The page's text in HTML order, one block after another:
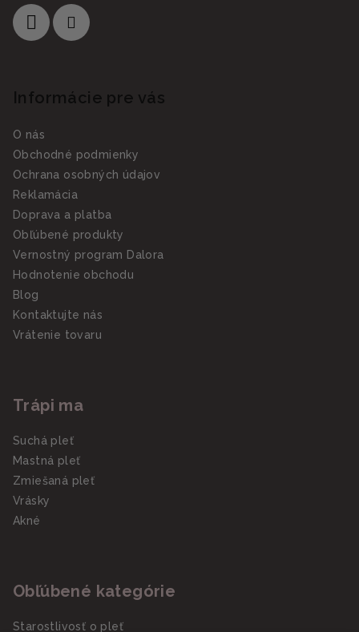
Informácie pre vás
O nás
Obchodné podmienky
Ochrana osobných údajov
Reklamácia
Doprava a platba
Obľúbené produkty
Vernostný program Dalora
Hodnotenie obchodu
Blog
Kontaktujte nás
Vrátenie tovaru
Trápi ma
Suchá pleť
Mastná pleť
Zmiešaná pleť
Vrásky
Akné
Obľúbené kategórie
Starostlivosť o pleť